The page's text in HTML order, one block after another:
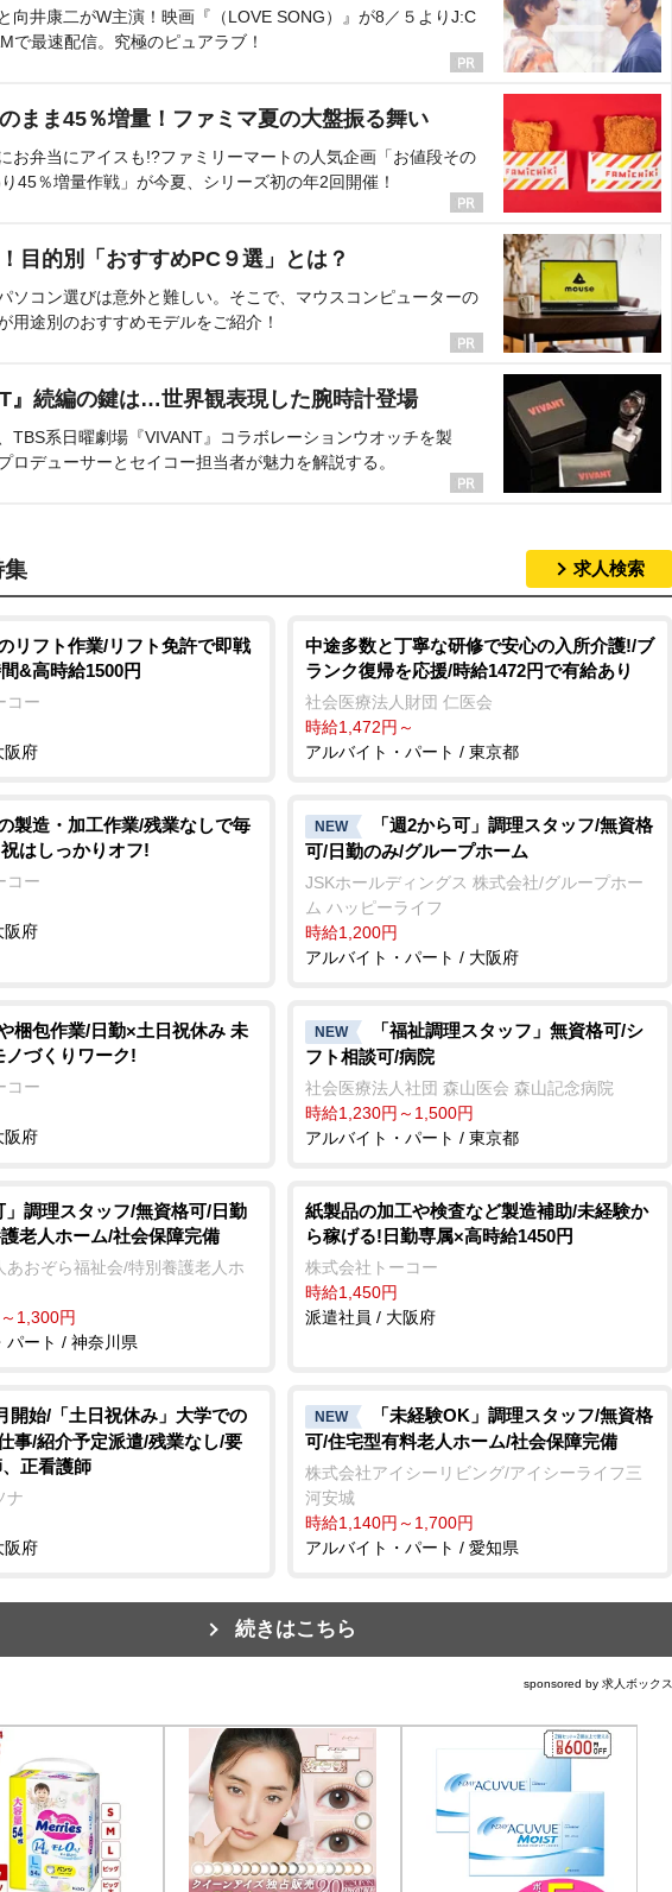
向井康二がW主演！映画『（LOVE SONG）』が8／５よりJ:C
で最速配信。究極のピュアラブ！
まま45％増量！ファミマ夏の大盤振る舞い
お弁当にアイスも!?ファミリーマートの人気企画「お値段その
45％増量作戦」が今夏、シリーズ初の年2回開催！
目的別「おすすめPC９選」とは？
ソコン選びは意外と難しい。そこで、マウスコンピューターの
用途別のおすすめモデルをご紹介！
』続編の鍵は…世界観表現した腕時計登場
TBS系日曜劇場『VIVANT』コラボレーションウオッチを製
ロデューサーとセイコー担当者が魅力を解説する。
集 求人検索
リフト作業/リフト免許で即戦
&高時給1500円
コー
阪府
中途多数と丁寧な研修で安心の入所介護!/ブ
ランク復帰を応援/時給1472円で有給あり
社会医療法人財団 仁医会
時給1,472円～
アルバイト・パート / 東京都
製造・加工作業/残業なしで毎
はしっかりオフ!
コー
阪府
NEW
「週2から可」調理スタッフ/無資格
可/日勤のみ/グループホーム
JSKホールディングス 株式会社/グループホー
ム ハッピーライフ
時給1,200円
アルバイト・パート / 大阪府
梱包作業/日勤×土日祝休み 未
づくりワーク!
コー
阪府
NEW
「福祉調理スタッフ」無資格可/シ
フト相談可/病院
社会医療法人社団 森山医会 森山記念病院
時給1,230円～1,500円
アルバイト・パート / 東京都
」調理スタッフ/無資格可/日勤
老人ホーム/社会保障完備
あおぞら福祉会/特別養護老人ホ
1,300円
パート / 神奈川県
紙製品の加工や検査など製造補助/未経験か
ら稼げる!日勤専属×高時給1450円
株式会社トーコー
時給1,450円
派遣社員 / 大阪府
開始/「土日祝休み」大学での
事/紹介予定派遣/残業なし/要
正看護師
ナ
阪府
NEW
「未経験OK」調理スタッフ/無資格
可/住宅型有料老人ホーム/社会保障完備
株式会社アイシーリビング/アイシーライフ三
河安城
時給1,140円～1,700円
アルバイト・パート / 愛知県
続きはこちら
sponsored by 求人ボックス